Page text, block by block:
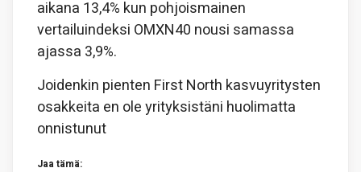
aikana 13,4% kun pohjoismainen
vertailuindeksi OMXN40 nousi samassa
ajassa 3,9%.
Joidenkin pienten First North kasvuyritysten
osakkeita en ole yrityksistäni huolimatta
onnistunut
Jaa tämä: